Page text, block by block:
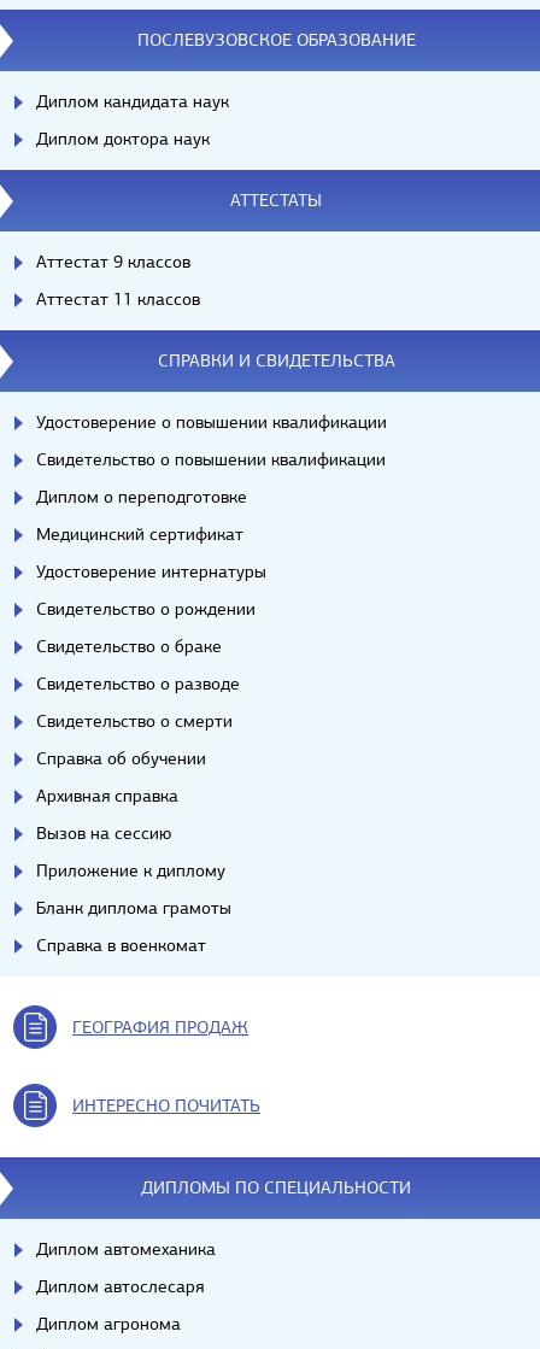
ПОСЛЕВУЗОВСКОЕ ОБРАЗОВАНИЕ
Диплом кандидата наук
Диплом доктора наук
АТТЕСТАТЫ
Аттестат 9 классов
Аттестат 11 классов
СПРАВКИ И СВИДЕТЕЛЬСТВА
Удостоверение о повышении квалификации
Свидетельство о повышении квалификации
Диплом о переподготовке
Медицинский сертификат
Удостоверение интернатуры
Свидетельство о рождении
Свидетельство о браке
Свидетельство о разводе
Свидетельство о смерти
Справка об обучении
Архивная справка
Вызов на сессию
Приложение к диплому
Бланк диплома грамоты
Справка в военкомат
ГЕОГРАФИЯ ПРОДАЖ
ИНТЕРЕСНО ПОЧИТАТЬ
ДИПЛОМЫ ПО СПЕЦИАЛЬНОСТИ
Диплом автомеханика
Диплом автослесаря
Диплом агронома